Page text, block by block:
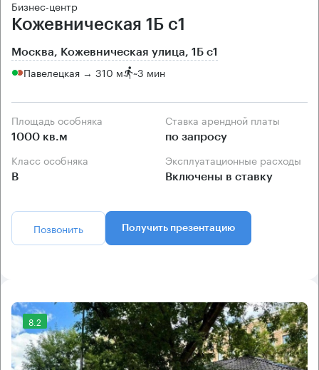
Бизнес-центр
Кожевническая 1Б с1
Москва, Кожевническая улица, 1Б с1
Павелецкая → 310 м ~3 мин
Площадь особняка
1000 кв.м
Ставка арендной платы
по запросу
Класс особняка
B
Эксплуатационные расходы
Включены в ставку
Позвонить Получить презентацию
8.2